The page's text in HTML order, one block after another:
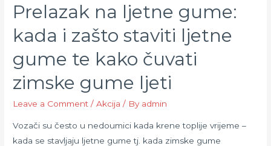
su
stare?
Prelazak na ljetne gume:
kada i zašto staviti ljetne
gume te kako čuvati
zimske gume ljeti
Leave a Comment /Akcija / By admin
Vozači su često u nedoumici kada krene toplije vrijeme –
kada se stavljaju ljetne gume tj. kada zimske gume